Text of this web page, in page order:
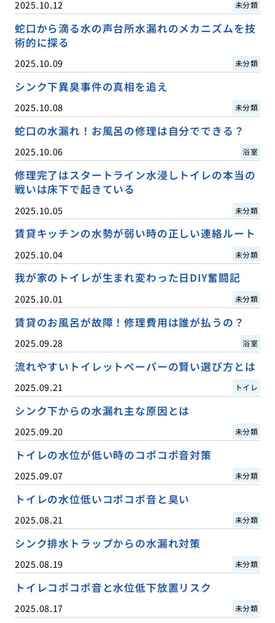
2025.10.12 未分類
蛇口から滴る水の声台所水漏れのメカニズムを技
術的に探る
2025.10.09 未分類
シンク下異臭事件の真相を追え
2025.10.08 未分類
蛇口の水漏れ！お風呂の修理は自分でできる？
2025.10.06 浴室
修理完了はスタートライン水浸しトイレの本当の
戦いは床下で起きている
2025.10.05 未分類
賃貸キッチンの水勢が弱い時の正しい連絡ルート
2025.10.04 未分類
我が家のトイレが生まれ変わった日DIY奮闘記
2025.10.01 未分類
賃貸のお風呂が故障！修理費用は誰が払うの？
2025.09.28 浴室
流れやすいトイレットペーパーの賢い選び方とは
2025.09.21 トイレ
シンク下からの水漏れ主な原因とは
2025.09.20 未分類
トイレの水位が低い時のコポコポ音対策
2025.09.07 未分類
トイレの水位低いコポコポ音と臭い
2025.08.21 未分類
シンク排水トラップからの水漏れ対策
2025.08.19 未分類
トイレコポコポ音と水位低下放置リスク
2025.08.17 未分類